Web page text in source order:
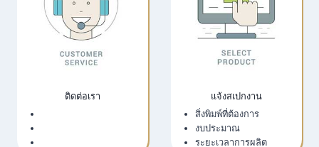
ติดต่อเรา
แจ้งสเปกงาน
สิ่งพิมพ์ที่ต้องการ
งบประมาณ
ระยะเวลาการผลิต